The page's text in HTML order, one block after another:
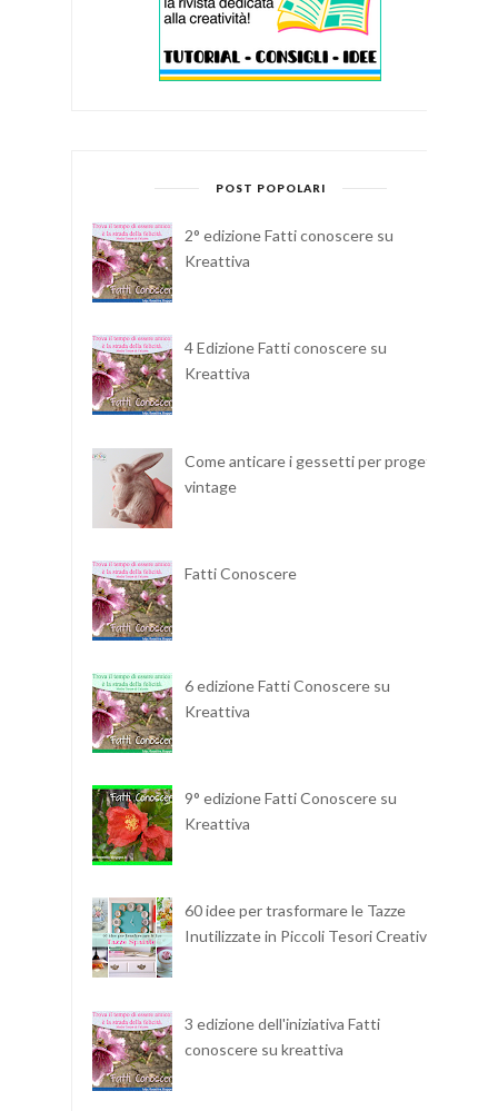
POST POPOLARI
2° edizione Fatti conoscere su
Kreattiva
4 Edizione Fatti conoscere su
Kreattiva
Come anticare i gessetti per progetti
vintage
Fatti Conoscere
6 edizione Fatti Conoscere su
Kreattiva
9° edizione Fatti Conoscere su
Kreattiva
60 idee per trasformare le Tazze
Inutilizzate in Piccoli Tesori Creativi
3 edizione dell'iniziativa Fatti
conoscere su kreattiva